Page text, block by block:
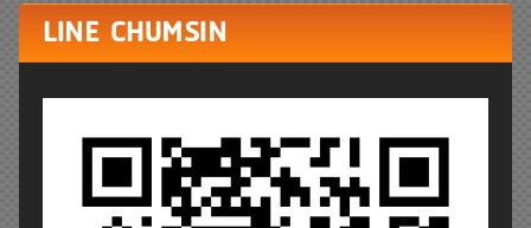
LINE CHUMSIN